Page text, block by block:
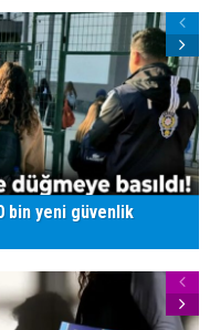
bin yeni güvenlik